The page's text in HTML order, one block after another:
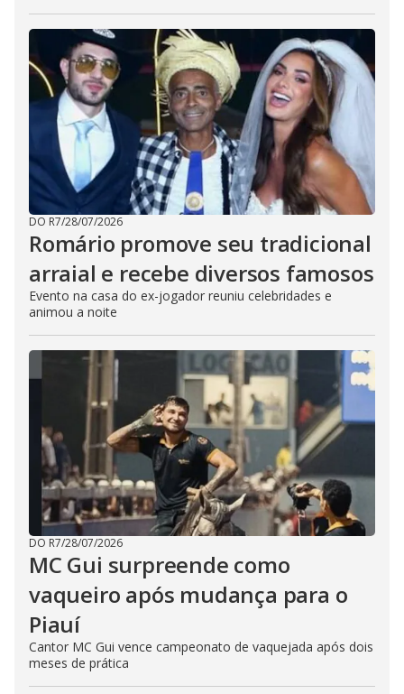
DO R7/28/07/2026
Romário promove seu tradicional
arraial e recebe diversos famosos
Evento na casa do ex-jogador reuniu celebridades e
animou a noite
DO R7/28/07/2026
MC Gui surpreende como
vaqueiro após mudança para o
Piauí
Cantor MC Gui vence campeonato de vaquejada após dois
meses de prática